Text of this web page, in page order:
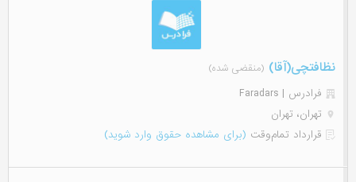
نظافتچی(آقا) (منقضی شده)
فرادرس | Faradars
تهران، تهران
قرارداد تمام‌وقت (برای مشاهده حقوق وارد شوید)